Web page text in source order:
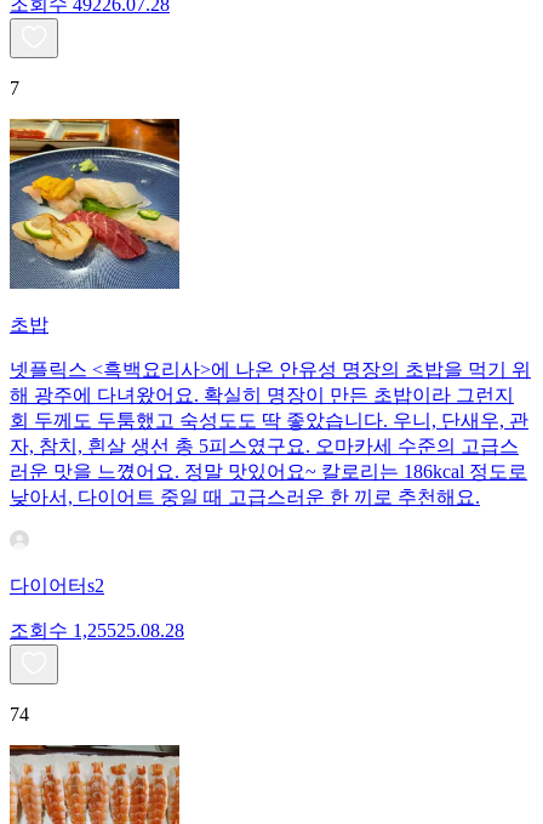
조회수 49226.07.28
7
초밥
넷플릭스 <흑백요리사>에 나온 안유성 명장의 초밥을 먹기 위
해 광주에 다녀왔어요. 확실히 명장이 만든 초밥이라 그런지
회 두께도 두툼했고 숙성도도 딱 좋았습니다. 우니, 단새우, 관
자, 참치, 흰살 생선 총 5피스였구요. 오마카세 수준의 고급스
러운 맛을 느꼈어요. 정말 맛있어요~ 칼로리는 186kcal 정도로
낮아서, 다이어트 중일 때 고급스러운 한 끼로 추천해요.
다이어터s2
조회수 1,25525.08.28
74